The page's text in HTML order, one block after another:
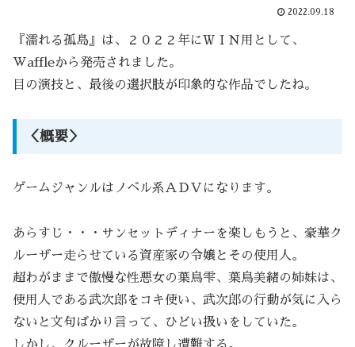
2022.09.18
『濡れる孤島』は、２０２２年にＷＩＮ用として、
Waffleから発売されました。
目の演技と、最後の選択肢が印象的な作品でしたね。
＜概要＞
ゲームジャンルはノベル系ＡＤＶになります。
あらすじ・・・サンセットディナーを楽しもうと、豪華ク
ルーザー走らせている資産家の令嬢とその使用人。
超わがままで傲慢な性悪女の葉鳥雫、葉鳥美緒の姉妹は、
使用人である武次郎をコキ使い、武次郎の行動が気に入ら
ないと文句ばかり言って、ひどい扱いをしていた。
しかし、クルーザーが故障し遭難する。